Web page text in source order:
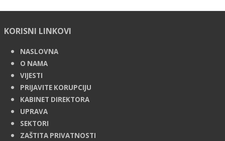
KORISNI LINKOVI
NASLOVNA
O NAMA
VIJESTI
PRIJAVITE KORUPCIJU
KABINET DIREKTORA
UPRAVA
SEKTORI
ZAŠTITA PRIVATNOSTI